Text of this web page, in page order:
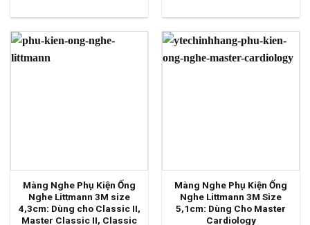
Màng Nghe Phụ Kiện Ống
Nghe Littmann 3M size
4,3cm: Dùng cho Classic II,
Master Classic II, Classic
Màng Nghe Phụ Kiện Ống
Nghe Littmann 3M Size
5,1cm: Dùng Cho Master
Cardiology